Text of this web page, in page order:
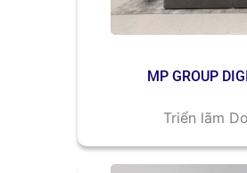
MP GROUP
Triển lãm